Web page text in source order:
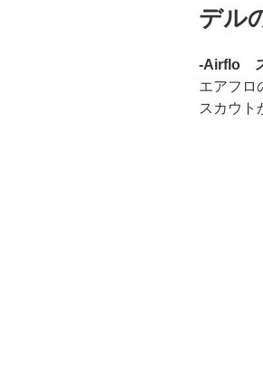
デル
-Airflo
エアフロ
スカウト